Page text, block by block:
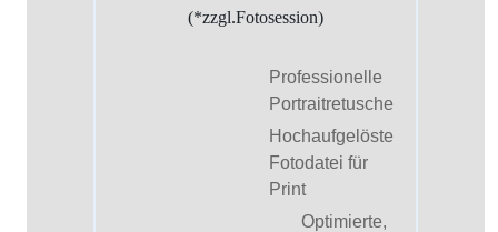
(*zzgl.Fotosession)
Professionelle
Portraitretusche
Hochaufgelöste
Fotodatei für
Print
Optimierte,